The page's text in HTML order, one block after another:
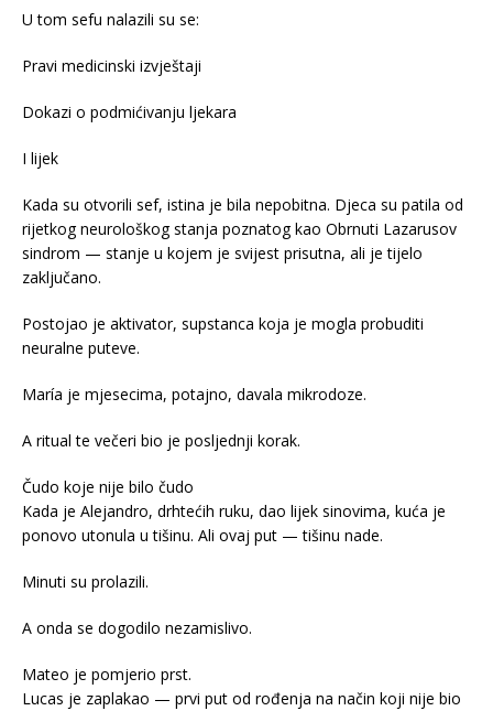
U tom sefu nalazili su se:
Pravi medicinski izvještaji
Dokazi o podmićivanju ljekara
I lijek
Kada su otvorili sef, istina je bila nepobitna. Djeca su patila od
rijetkog neurološkog stanja poznatog kao Obrnuti Lazarusov
sindrom — stanje u kojem je svijest prisutna, ali je tijelo
zaključano.
Postojao je aktivator, supstanca koja je mogla probuditi
neuralne puteve.
María je mjesecima, potajno, davala mikrodoze.
A ritual te večeri bio je posljednji korak.
Čudo koje nije bilo čudo
Kada je Alejandro, drhtećih ruku, dao lijek sinovima, kuća je
ponovo utonula u tišinu. Ali ovaj put — tišinu nade.
Minuti su prolazili.
A onda se dogodilo nezamislivo.
Mateo je pomjerio prst.
Lucas je zaplakao — prvi put od rođenja na način koji nije bio